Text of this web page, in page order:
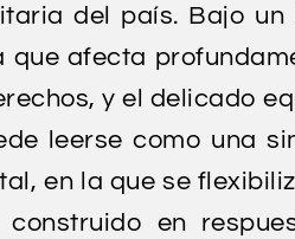
del país. Bajo
afecta
y el delicado
leerse como una
en la que se
en